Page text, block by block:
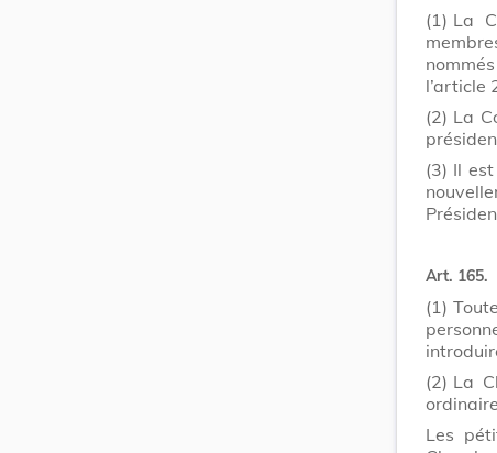
(1) La
l’article
(2) La
(3) Il
Art. 165.
(1)
(2) La
Les